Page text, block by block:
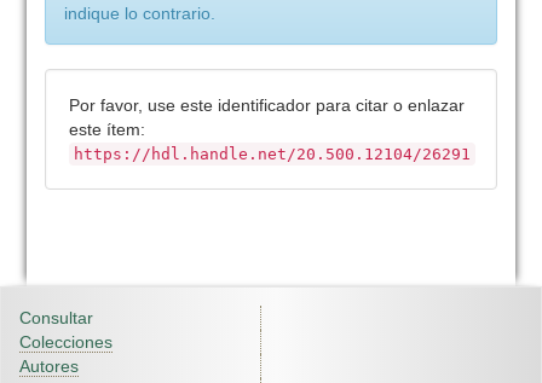
indique lo contrario.
Por favor, use este identificador para citar o enlazar
este ítem:
https://hdl.handle.net/20.500.12104/26291
Consultar
Colecciones
Autores